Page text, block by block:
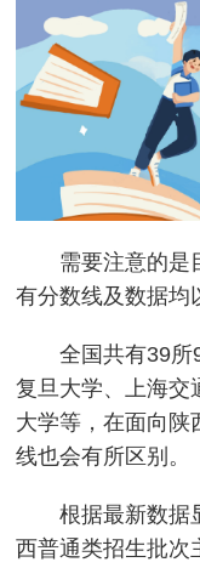
需要注意的是
有分数线及数据均
全国共有39所
复旦大学、上海交
大学等，在面向陕
线也会有所区别。
根据最新数据
西普通类招生批次